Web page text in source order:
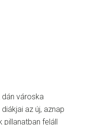
városka
az új, aznap
pillanatban feláll